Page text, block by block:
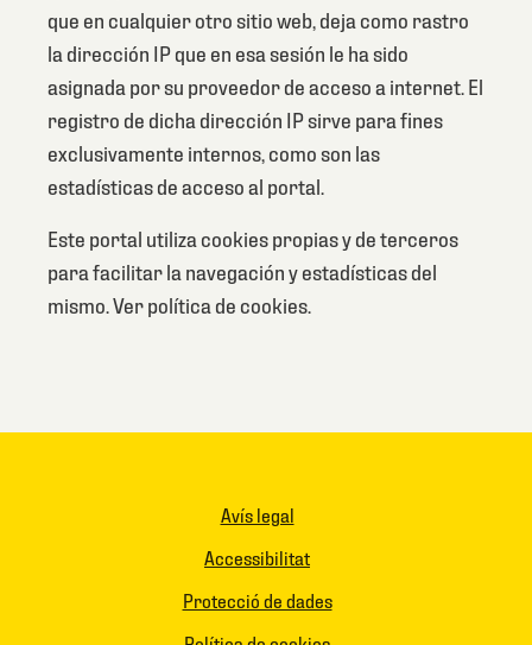
que en cualquier otro sitio web, deja como rastro
la dirección IP que en esa sesión le ha sido
asignada por su proveedor de acceso a internet. El
registro de dicha dirección IP sirve para fines
exclusivamente internos, como son las
estadísticas de acceso al portal.
Este portal utiliza cookies propias y de terceros
para facilitar la navegación y estadísticas del
mismo. Ver política de cookies.
Avís legal
Accessibilitat
Protecció de dades